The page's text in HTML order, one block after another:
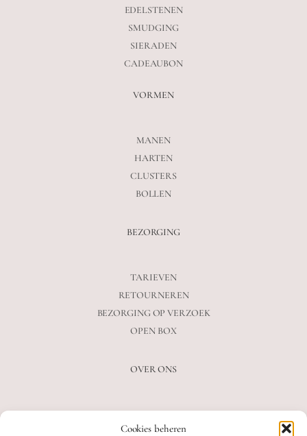
Cookies beheren
EDELSTENEN
SMUDGING
SIERADEN
CADEAUBON
VORMEN
MANEN
HARTEN
CLUSTERS
BOLLEN
BEZORGING
TARIEVEN
RETOURNEREN
BEZORGING OP VERZOEK
OPEN BOX
OVER ONS
VEELGESTELDE VRAGEN
OVER ONS